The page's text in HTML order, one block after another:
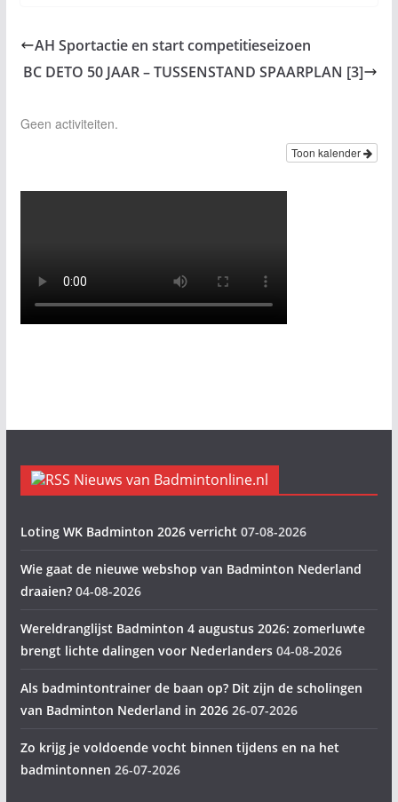
AH Sportactie en start competitieseizoen
BC DETO 50 JAAR – TUSSENSTAND SPAARPLAN [3]
Geen activiteiten.
Toon kalender
Nieuws van Badmintonline.nl
Loting WK Badminton 2026 verricht 07-08-2026
Wie gaat de nieuwe webshop van Badminton Nederland
draaien? 04-08-2026
Wereldranglijst Badminton 4 augustus 2026: zomerluwte
brengt lichte dalingen voor Nederlanders 04-08-2026
Als badmintontrainer de baan op? Dit zijn de scholingen
van Badminton Nederland in 2026 26-07-2026
Zo krijg je voldoende vocht binnen tijdens en na het
badmintonnen 26-07-2026